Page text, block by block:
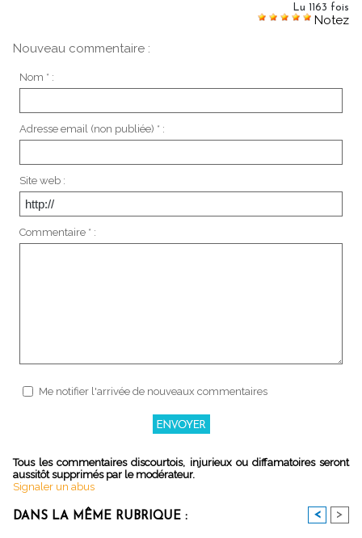
Lu 1163 fois
Notez
Nouveau commentaire :
Nom * :
Adresse email (non publiée) * :
Site web :
Commentaire * :
Me notifier l'arrivée de nouveaux commentaires
Tous les commentaires discourtois, injurieux ou diffamatoires seront
aussitôt supprimés par le modérateur.
Signaler un abus
DANS LA MÊME RUBRIQUE : < >